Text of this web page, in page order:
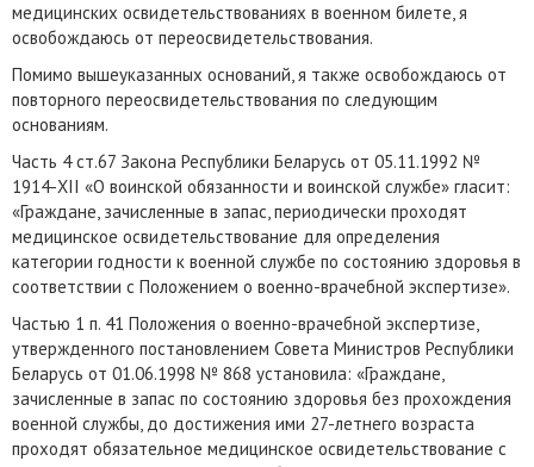
медицинских освидетельствованиях в военном билете, я
освобождаюсь от переосвидетельствования.
Помимо вышеуказанных оснований, я также освобождаюсь от
повторного переосвидетельствования по следующим
основаниям.
Часть 4 ст.67 Закона Республики Беларусь от 05.11.1992 №
1914-XII «О воинской обязанности и воинской службе» гласит:
«Граждане, зачисленные в запас, периодически проходят
медицинское освидетельствование для определения
категории годности к военной службе по состоянию здоровья в
соответствии с Положением о военно-врачебной экспертизе».
Частью 1 п. 41 Положения о военно-врачебной экспертизе,
утвержденного постановлением Совета Министров Республики
Беларусь от 01.06.1998 № 868 установила: «Граждане,
зачисленные в запас по состоянию здоровья без прохождения
военной службы, до достижения ими 27-летнего возраста
проходят обязательное медицинское освидетельствование с